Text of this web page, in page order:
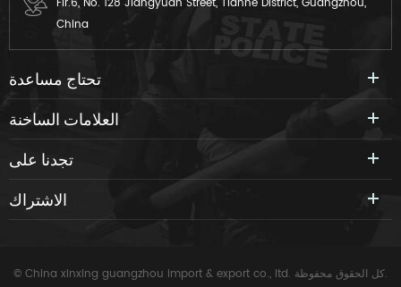
China
تحتاج مساعدة
العلامات الساخنة
تجدنا على
الاشتراك
© China xinxing guangzhou import & export co., ltd. كل الحقوق محفوظة.